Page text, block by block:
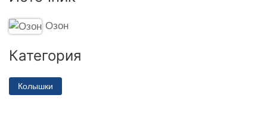
Озон
Категория
Колышки